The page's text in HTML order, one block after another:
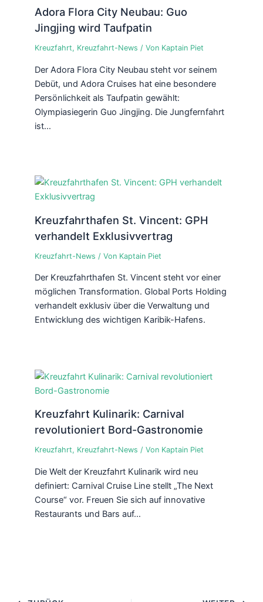
Adora Flora City Neubau: Guo
Jingjing wird Taufpatin
Kreuzfahrt, Kreuzfahrt-News / Von Kaptain Piet
Der Adora Flora City Neubau steht vor seinem
Debüt, und Adora Cruises hat eine besondere
Persönlichkeit als Taufpatin gewählt:
Olympiasiegerin Guo Jingjing. Die Jungfernfahrt
ist…
Kreuzfahrthafen St. Vincent: GPH
verhandelt Exklusivvertrag
Kreuzfahrt-News / Von Kaptain Piet
Der Kreuzfahrthafen St. Vincent steht vor einer
möglichen Transformation. Global Ports Holding
verhandelt exklusiv über die Verwaltung und
Entwicklung des wichtigen Karibik-Hafens.
Kreuzfahrt Kulinarik: Carnival
revolutioniert Bord-Gastronomie
Kreuzfahrt, Kreuzfahrt-News / Von Kaptain Piet
Die Welt der Kreuzfahrt Kulinarik wird neu
definiert: Carnival Cruise Line stellt „The Next
Course“ vor. Freuen Sie sich auf innovative
Restaurants und Bars auf…